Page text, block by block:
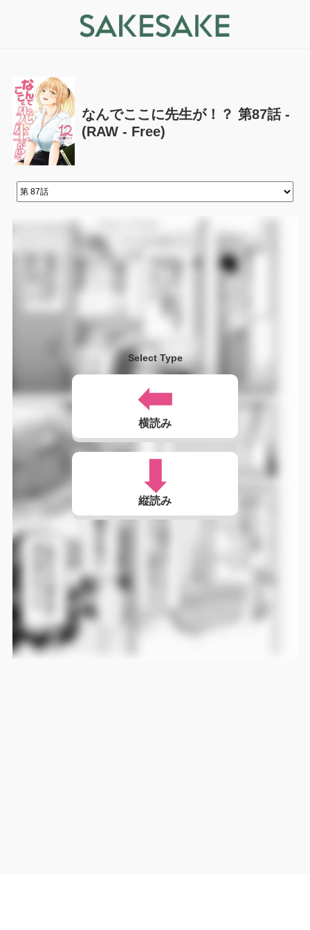
なんでここに先生が！？ 第87話 -
(RAW - Free)
Select Type
横読み
縦読み